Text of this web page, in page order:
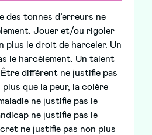
des tonnes d’erreurs ne
Jouer et/ou rigoler
plus le droit de harceler. Un
le harcèlement. Un talent
Être différent ne justifie pas
plus que la peur, la colère
ne justifie pas le
ne justifie pas le
ne justifie pas non plus